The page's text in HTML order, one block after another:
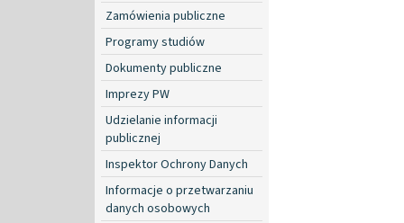
Zamówienia publiczne
Programy studiów
Dokumenty publiczne
Imprezy PW
Udzielanie informacji
publicznej
Inspektor Ochrony Danych
Informacje o przetwarzaniu
danych osobowych